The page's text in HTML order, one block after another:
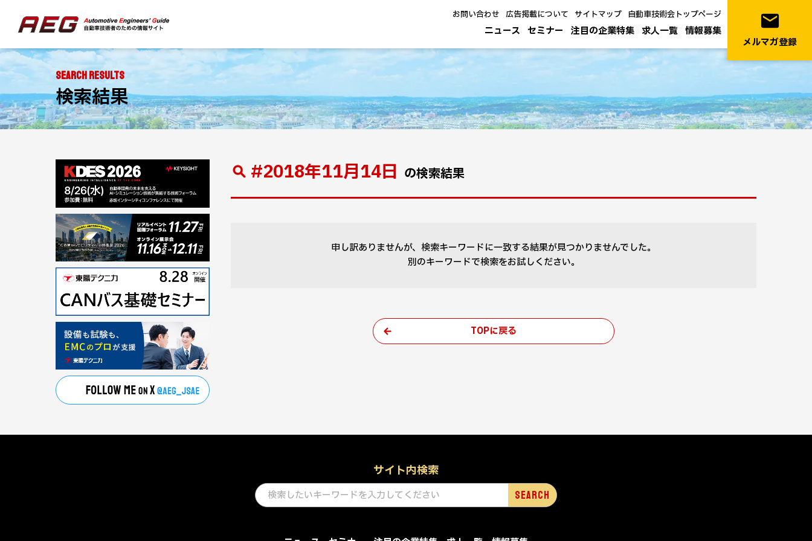
ニュース セミナー 注目の企業特集 求人一覧 情報募集
お問い合わせ 広告掲載について サイトマップ 自動車技術会トップページ email
メルマガ登録
SEARCH RESULTS
検索結果
#2018年11月14日 の検索結果
申し訳ありませんが、検索キーワードに一致する結果が見つかりませんでした。
別のキーワードで検索をお試しください。
TOPに戻る
サイト内検索